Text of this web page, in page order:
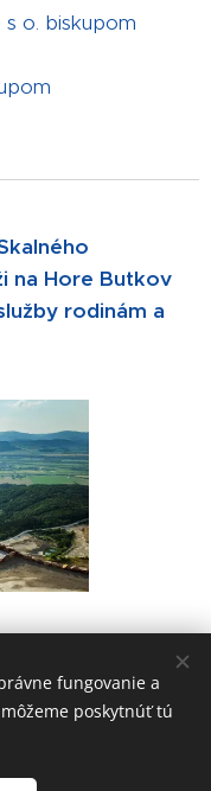
s o. biskupom
na Hore Butkov
rodinám a
fungovanie a
poskytnúť tú